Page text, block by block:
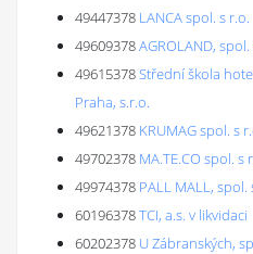
49447378 LANCA spol. s r.o.
49609378AGROLAND, spol.
49615378Střední škola
Praha, s.r.o.
49621378 KRUMAG spol. s
49702378 MA.TE.CO spol. s
49974378 PALL MALL, spol.
60196378TCI, a.s. v likvidaci
60202378 U Zábranských,